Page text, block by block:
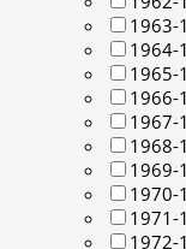
1963-
1964-
1965-
1966-
1967-
1968-
1969-
1970-
1971-
1972-